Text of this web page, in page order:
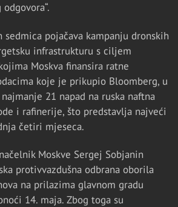
pojačava kampanju dronskih
infrastrukturu s ciljem
Moskva finansira ratne
koje je prikupio Bloomberg, u
21 napad na ruska naftna
i rafinerije, što predstavlja najveći
četiri mjeseca.
Moskve Sergej Sobjanin
protivvazdušna odbrana oborila
na prilazima glavnom gradu
14. maja. Zbog toga su